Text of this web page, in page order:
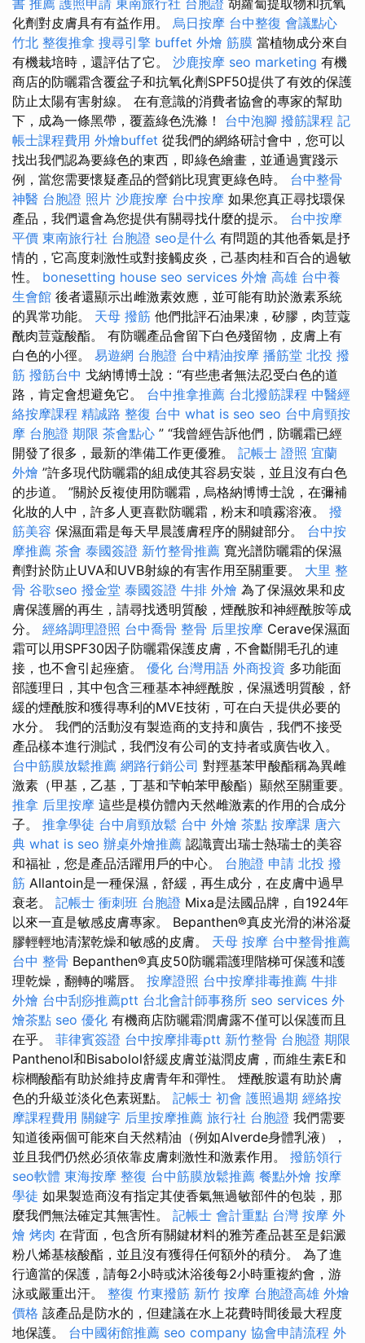
書 推薦 護照申請 東南旅行社 台胞證 胡蘿蔔提取物和抗氧
化劑對皮膚具有有益作用。 烏日按摩 台中整復 會議點心
竹北 整復推拿 搜尋引擎 buffet 外燴 筋膜 當植物成分來自
有機栽培時，還評估了它。 沙鹿按摩 seo marketing 有機
商店的防曬霜含覆盆子和抗氧化劑SPF50提供了有效的保護
防止太陽有害射線。 在有意識的消費者協會的專家的幫助
下，成為一條黑帶，覆蓋綠色洗滌！ 台中泡腳 撥筋課程 記
帳士課程費用 外燴buffet 從我們的網絡研討會中，您可以
找出我們認為要綠色的東西，即綠色繪畫，並通過實踐示
例，當您需要懷疑產品的營銷比現實更綠色時。 台中整骨
神醫 台胞證 照片 沙鹿按摩 台中按摩 如果您真正尋找環保
產品，我們還會為您提供有關尋找什麼的提示。 台中按摩
平價 東南旅行社 台胞證 seo是什么 有問題的其他香氣是抒
情的，它高度刺激性或對接觸皮炎，己基肉桂和百合的過敏
性。 bonesetting house seo services 外燴 高雄 台中養
生會館 後者還顯示出雌激素效應，並可能有助於激素系統
的異常功能。 天母 撥筋 他們批評石油果凍，矽膠，肉荳蔻
酰肉荳蔻酸酯。 有防曬產品會留下白色殘留物，皮膚上有
白色的小徑。 易遊網 台胞證 台中精油按摩 播筋堂 北投 撥
筋 撥筋台中 戈納博博士說：“有些患者無法忍受白色的道
路，肯定會想避免它。 台中推拿推薦 台北撥筋課程 中醫經
絡按摩課程 精誠路 整復 台中 what is seo seo 台中肩頸按
摩 台胞證 期限 茶會點心 ” “我曾經告訴他們，防曬霜已經
開發了很多，最新的準備工作更優雅。 記帳士 證照 宜蘭
外燴 ”許多現代防曬霜的組成使其容易安裝，並且沒有白色
的步道。 ”關於反複使用防曬霜，烏格納博博士說，在彌補
化妝的人中，許多人更喜歡防曬霜，粉末和噴霧溶液。 撥
筋美容 保濕面霜是每天早晨護膚程序的關鍵部分。 台中按
摩推薦 茶會 泰國簽證 新竹整骨推薦 寬光譜防曬霜的保濕
劑對於防止UVA和UVB射線的有害作用至關重要。 大里 整
骨 谷歌seo 撥金堂 泰國簽證 牛排 外燴 為了保濕效果和皮
膚保護層的再生，請尋找透明質酸，煙酰胺和神經酰胺等成
分。 經絡調理證照 台中喬骨 整骨 后里按摩 Cerave保濕面
霜可以用SPF30因子防曬霜保護皮膚，不會斷開毛孔的連
接，也不會引起痤瘡。 優化 台灣用語 外商投資 多功能面
部護理日，其中包含三種基本神經酰胺，保濕透明質酸，舒
緩的煙酰胺和獲得專利的MVE技術，可在白天提供必要的
水分。 我們的活動沒有製造商的支持和廣告，我們不接受
產品樣本進行測試，我們沒有公司的支持者或廣告收入。
台中筋膜放鬆推薦 網路行銷公司 對羥基苯甲酸酯稱為異雌
激素（甲基，乙基，丁基和芐帕苯甲酸酯）顯然至關重要。
推拿 后里按摩 這些是模仿體內天然雌激素的作用的合成分
子。 推拿學徒 台中肩頸放鬆 台中 外燴 茶點 按摩課 唐六
典 what is seo 辦桌外燴推薦 認識賣出瑞士熱瑞士的美容
和福祉，您是產品活躍用戶的中心。 台胞證 申請 北投 撥
筋 Allantoin是一種保濕，舒緩，再生成分，在皮膚中過早
衰老。 記帳士 衝刺班 台胞證 Mixa是法國品牌，自1924年
以來一直是敏感皮膚專家。 Bepanthen®真皮光滑的淋浴凝
膠輕輕地清潔乾燥和敏感的皮膚。 天母 按摩 台中整骨推薦
台中 整骨 Bepanthen®真皮50防曬霜護理階梯可保護和護
理乾燥，翻轉的嘴唇。 按摩證照 台中按摩排毒推薦 牛排
外燴 台中刮痧推薦ptt 台北會計師事務所 seo services 外
燴茶點 seo 優化 有機商店防曬霜潤膚露不僅可以保護而且
在乎。 菲律賓簽證 台中按摩排毒ptt 新竹整骨 台胞證 期限
Panthenol和Bisabolol舒緩皮膚並滋潤皮膚，而維生素E和
棕櫚酸酯有助於維持皮膚青年和彈性。 煙酰胺還有助於膚
色的升級並淡化色素斑點。 記帳士 初會 護照過期 經絡按
摩課程費用 關鍵字 后里按摩推薦 旅行社 台胞證 我們需要
知道後兩個可能來自天然精油（例如Alverde身體乳液），
並且我們仍然必須依靠皮膚刺激性和激素作用。 撥筋領行
seo軟體 東海按摩 整復 台中筋膜放鬆推薦 餐點外燴 按摩
學徒 如果製造商沒有指定其使香氣無過敏部件的包裝，那
麼我們無法確定其無害性。 記帳士 會計重點 台灣 按摩 外
燴 烤肉 在背面，包含所有關鍵材料的雅芳產品甚至是鋁澱
粉八烯基核酸酯，並且沒有獲得任何額外的積分。 為了進
行適當的保護，請每2小時或沐浴後每2小時重複約會，游
泳或嚴重出汗。 整復 竹東撥筋 新竹 按摩 台胞證高雄 外燴
價格 該產品是防水的，但建議在水上花費時間後最大程度
地保護。 台中國術館推薦 seo company 協會申請流程 外